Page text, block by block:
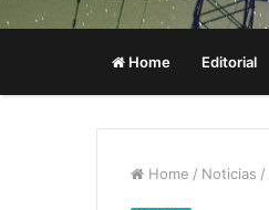
Home Editorial
Home / Noticias /